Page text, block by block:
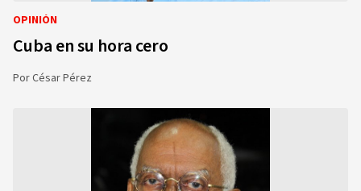
OPINIÓN
Cuba en su hora cero
PorCésar Pérez